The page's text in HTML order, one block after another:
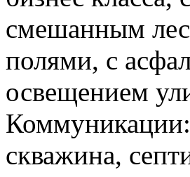
смешанным
полями, с
освещением
Коммуникации:
скважина,